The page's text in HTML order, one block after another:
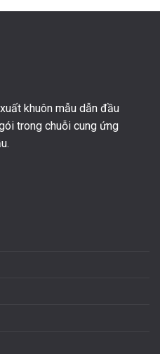
khuôn mẫu dẫn đầu
trong chuỗi cung ứng